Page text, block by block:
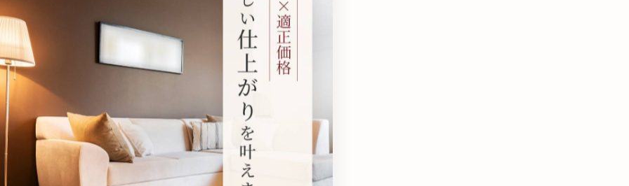
営業中！